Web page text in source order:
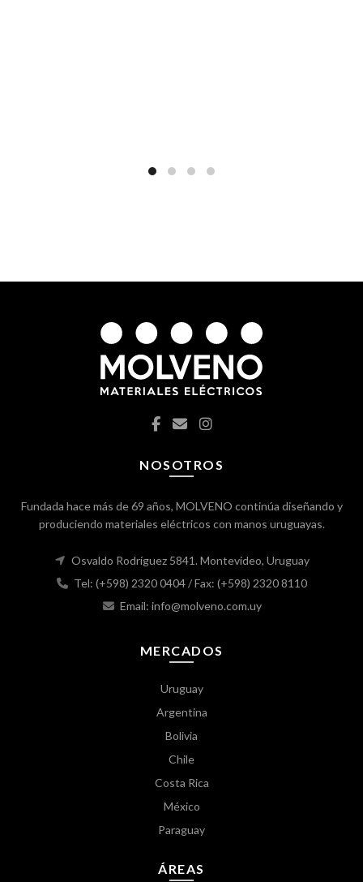
NOSOTROS
Fundada hace más de 69 años, MOLVENO continúa diseñando y
produciendo materiales eléctricos con manos uruguayas.
Osvaldo Rodríguez 5841. Montevideo, Uruguay
Tel: (+598) 2320 0404/ Fax: (+598) 2320 8110
Email: info@molveno.com.uy
MERCADOS
Uruguay
Argentina
Bolivia
Chile
Costa Rica
México
Paraguay
ÁREAS